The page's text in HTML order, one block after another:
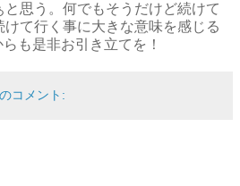
思う。何でもそうだけど続けて
て行く事に大きな意味を感じる
も是非お引き立てを！
コメント: